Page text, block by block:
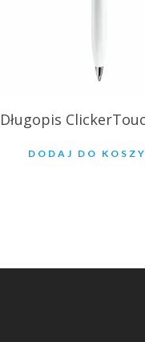
Długopis
DODAJ DO